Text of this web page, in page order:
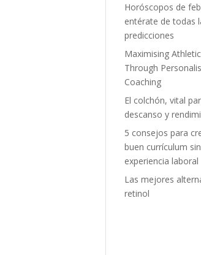
Horóscopos de
entérate de todas
predicciones
Maximising
Through
Coaching
El colchón, vital
descanso y
5 consejos para
buen currículum sin
experiencia laboral
Las mejores
retinol